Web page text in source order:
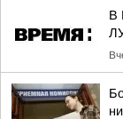
В